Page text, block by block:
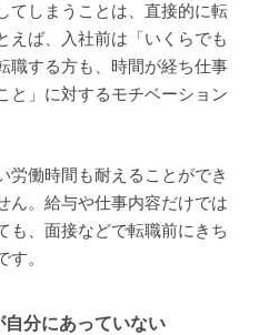
てしまうことは、直接的に転
えば、入社前は「いくらでも
職する方も、時間が経ち仕事
と」に対するモチベーション
労働時間も耐えることができ
ん。給与や仕事内容だけでは
も、面接などで転職前にきち
。
分にあっていない